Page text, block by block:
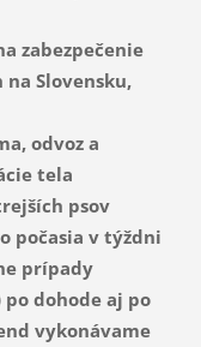
zabezpečenie
Slovensku,
odvoz a
tela
psov
počasia v týždni
prípady
dohode aj po
vykonávame